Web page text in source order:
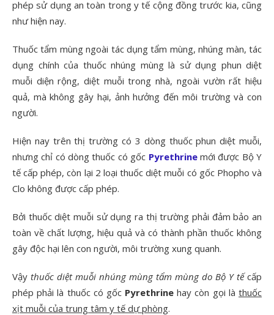
phép sử dụng an toàn trong y tế cộng đồng trước kia, cũng
như hiện nay.
Thuốc tẩm mùng ngoài tác dụng tẩm mùng, nhúng màn, tác
dụng chính của thuốc nhúng mùng là sử dụng phun diệt
muỗi diện rộng, diệt muỗi trong nhà, ngoài vườn rất hiệu
quả, mà không gây hại, ảnh hưởng đến môi trường và con
người.
Hiện nay trên thị trường có 3 dòng thuốc phun diệt muỗi,
nhưng chỉ có dòng thuốc có gốc Pyrethrinemới được Bộ Y
tế cấp phép, còn lại 2 loại thuốc diệt muỗi có gốc Phopho và
Clo không được cấp phép.
Bởi thuốc diệt muỗi sử dụng ra thị trường phải đảm bảo an
toàn về chất lượng, hiệu quả và có thành phần thuốc không
gây độc hại lên con người, môi trường xung quanh.
Vậy thuốc diệt muỗi nhúng mùng tẩm mùng do Bộ Y tếcấp
phép phải là thuốc có gốc Pyrethrinehay còn gọi làthuốc
xịt muỗi của trung tâm y tế dự phòng.